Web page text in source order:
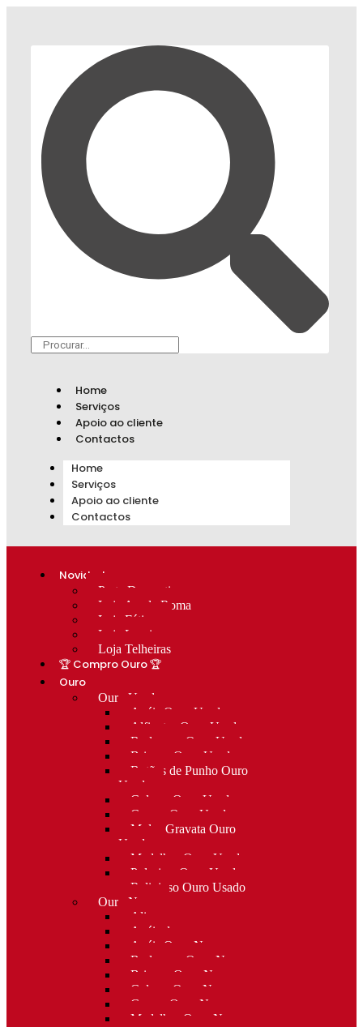
Home
Serviços
Apoio ao cliente
Contactos
Home
Serviços
Apoio ao cliente
Contactos
Novidades
Prata Decorativa
Loja Av. de Roma
Loja Fátima
Loja Lumiar
Loja Telheiras
🏆 Compro Ouro 🏆
Ouro
Ouro Usado
Anéis Ouro Usado
Alfinetes Ouro Usado
Berloques Ouro Usado
Brincos Ouro Usado
Botões de Punho Ouro
Usado
Colares Ouro Usado
Cruzes Ouro Usado
Molas Gravata Ouro
Usado
Medalhas Ouro Usado
Pulseiras Ouro Usado
Religioso Ouro Usado
Ouro Novo
Alianças
Anéis de curso
Anéis Ouro Novo
Berloques Ouro Novo
Brincos Ouro Novo
Colares Ouro Novo
Cruzes Ouro Novo
Medalhas Ouro Novo